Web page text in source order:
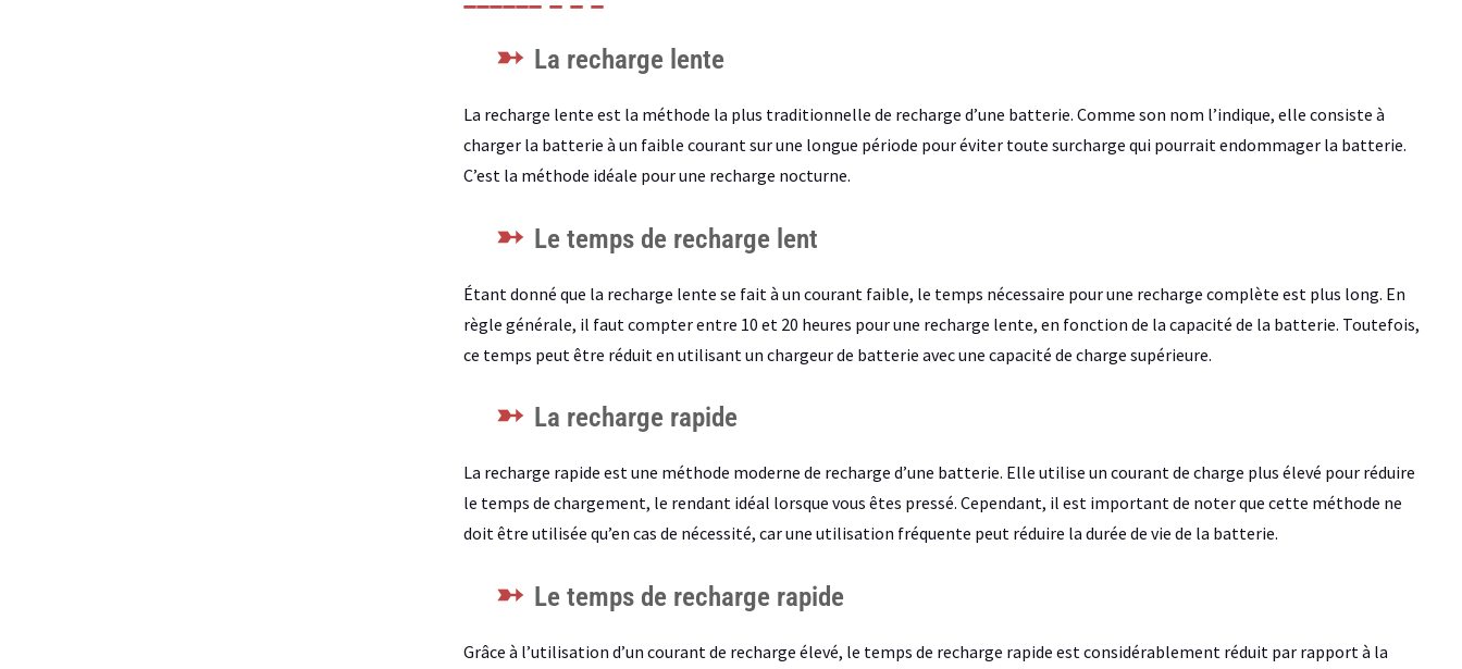
La recharge lente
La recharge lente est la méthode la plus traditionnelle de recharge d’une batterie. Comme son nom l’indique, elle consiste à
charger la batterie à un faible courant sur une longue période pour éviter toute surcharge qui pourrait endommager la batterie.
C’est la méthode idéale pour une recharge nocturne.
Le temps de recharge lent
Étant donné que la recharge lente se fait à un courant faible, le temps nécessaire pour une recharge complète est plus long. En
règle générale, il faut compter entre 10 et 20 heures pour une recharge lente, en fonction de la capacité de la batterie. Toutefois,
ce temps peut être réduit en utilisant un chargeur de batterie avec une capacité de charge supérieure.
La recharge rapide
La recharge rapide est une méthode moderne de recharge d’une batterie. Elle utilise un courant de charge plus élevé pour réduire
le temps de chargement, le rendant idéal lorsque vous êtes pressé. Cependant, il est important de noter que cette méthode ne
doit être utilisée qu’en cas de nécessité, car une utilisation fréquente peut réduire la durée de vie de la batterie.
Le temps de recharge rapide
Grâce à l’utilisation d’un courant de recharge élevé, le temps de recharge rapide est considérablement réduit par rapport à la